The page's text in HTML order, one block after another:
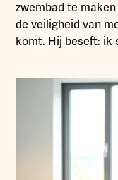
zwembad te
de veiligheid van
komt. Hij beseft: ik